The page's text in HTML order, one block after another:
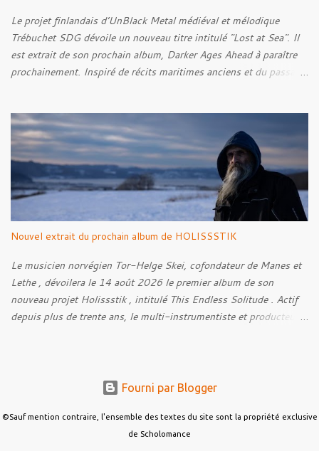
Le projet finlandais d’UnBlack Metal médiéval et mélodique
Trébuchet SDG dévoile un nouveau titre intitulé "Lost at Sea". Il
est extrait de son prochain album, Darker Ages Ahead à paraître
prochainement. Inspiré de récits maritimes anciens et du passage
Derrière cette imagerie, le groupe développe un propos autour de
la persévérance et de l’espoir face aux épreuves, alors que le
personnage finit par retrouver la force de continuer malgré les
ténèbres qui l’entourent.
Nouvel extrait du prochain album de HOLISSSTIK
Le musicien norvégien Tor-Helge Skei, cofondateur de Manes et
Lethe , dévoilera le 14 août 2026 le premier album de son
nouveau projet Holissstik , intitulé This Endless Solitude . Actif
depuis plus de trente ans, le multi-instrumentiste et producteur
autour de thématiques telles que la solitude, les angoisses et les
œuvre collaborative. Le disque réunit plus de quinze musiciens
invités, parmi lesquels Anna Murphy , Martyna Halas , Nik Košar ,
Fourni par Blogger
©Sauf mention contraire, l'ensemble des textes du site sont la propriété exclusive
de Scholomance